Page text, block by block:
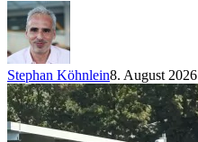
Stephan Köhnlein8. August 2026